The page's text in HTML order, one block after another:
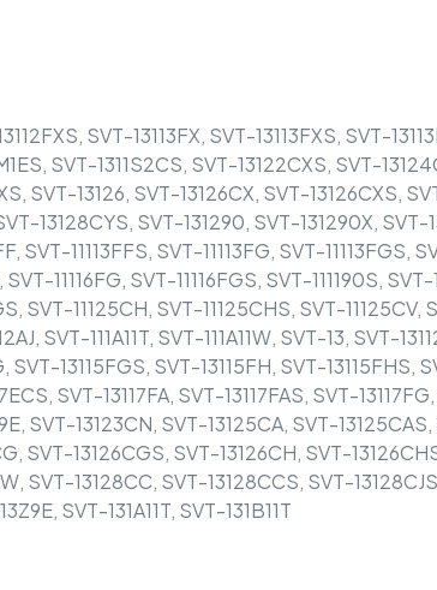
SVT-13113FX, SVT-13113FXS, SVT-
SVT-1311S2CS, SVT-13122CXS, SVT-
SVT-13126, SVT-13126CX, SVT-13126CXS,
13128CYS, SVT-131290, SVT-131290X,
SVT-11113FFS, SVT-11113FG, SVT-11113FGS,
11116FG, SVT-11116FGS, SVT-111190S,
SVT-11125CH, SVT-11125CHS, SVT-
SVT-111A11T, SVT-111A11W, SVT-13, SVT-
SVT-13115FGS, SVT-13115FH, SVT-13115FHS,
SVT-13117FA, SVT-13117FAS, SVT-
SVT-13123CN, SVT-13125CA, SVT-
SVT-13126CGS, SVT-13126CH, SVT-
SVT-13128CC, SVT-13128CCS, SVT-
SVT-131A11T, SVT-131B11T